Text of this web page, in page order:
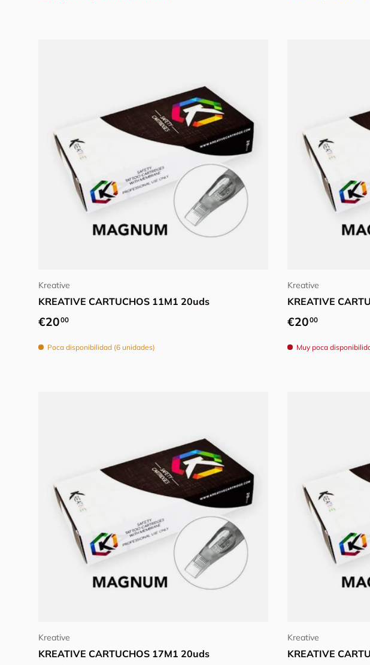
Kreative
KREATIVE CARTUCHOS 11M1 20uds
Precio normal
€2000
Poca disponibilidad (6 unidades)
Kreative
KREATIVE
Precio normal
€2000
Muy poca
Kreative
KREATIVE CARTUCHOS 17M1 20uds
Kreative
KREATIVE